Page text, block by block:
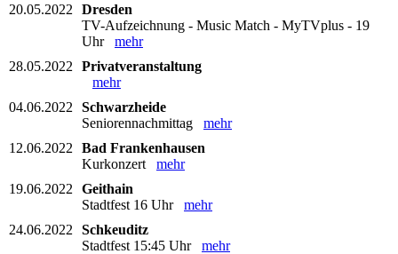
20.05.2022
Dresden
TV-Aufzeichnung - Music Match - MyTVplus - 19
Uhr mehr
28.05.2022
Privatveranstaltung
mehr
04.06.2022
Schwarzheide
Seniorennachmittag mehr
12.06.2022
Bad Frankenhausen
Kurkonzert mehr
19.06.2022
Geithain
Stadtfest 16 Uhr mehr
24.06.2022
Schkeuditz
Stadtfest 15:45 Uhr mehr